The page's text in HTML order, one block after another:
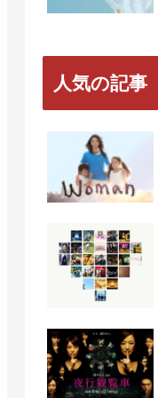
人気の記事